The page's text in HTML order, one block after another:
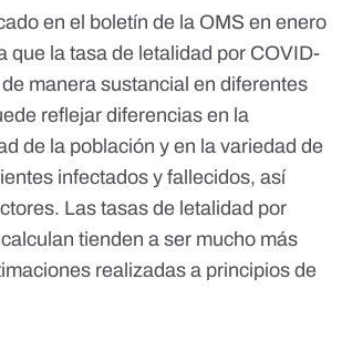
en el boletín de la OMS en enero
que la tasa de letalidad por COVID-
manera sustancial en diferentes
reflejar diferencias en la
de la población y en la variedad de
infectados y fallecidos, así
Las tasas de letalidad por
tienden a ser mucho más
realizadas a principios de